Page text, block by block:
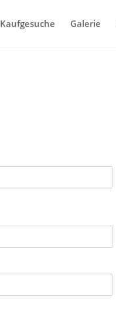
Kaufgesuche Galerie